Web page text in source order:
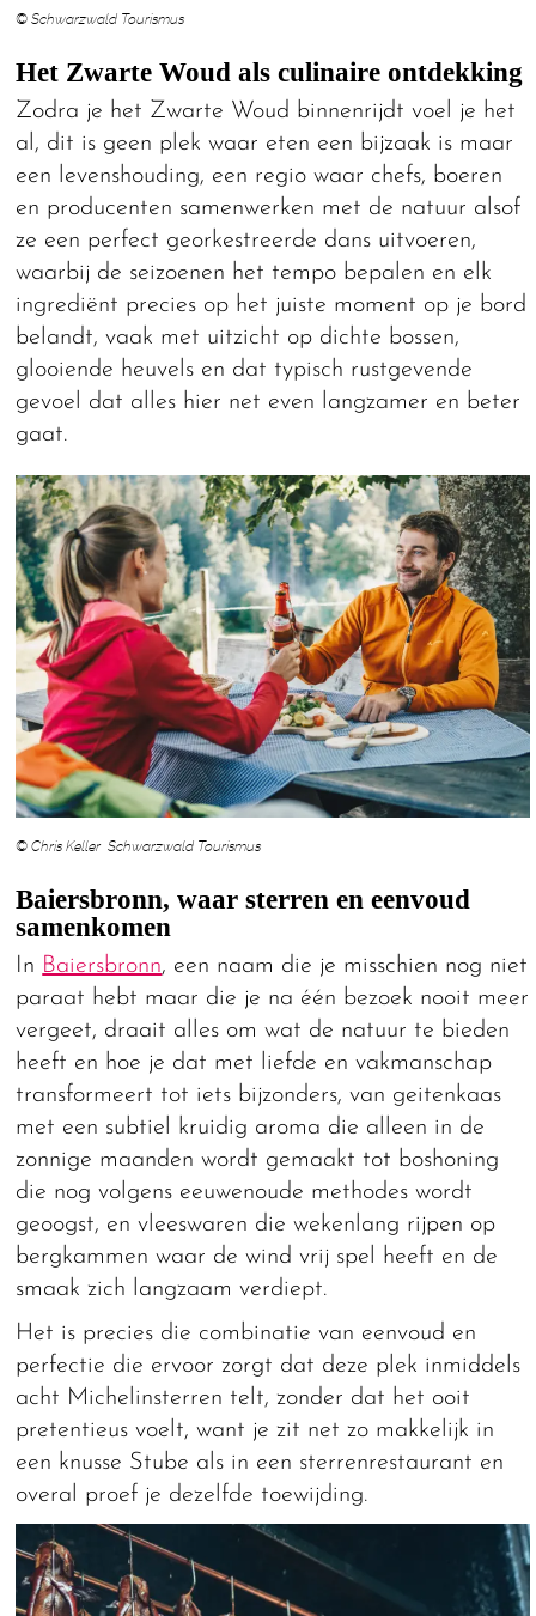
© Schwarzwald Tourismus
Het Zwarte Woud als culinaire ontdekking
Zodra je het Zwarte Woud binnenrijdt voel je het
al, dit is geen plek waar eten een bijzaak is maar
een levenshouding, een regio waar chefs, boeren
en producenten samenwerken met de natuur alsof
ze een perfect georkestreerde dans uitvoeren,
waarbij de seizoenen het tempo bepalen en elk
ingrediënt precies op het juiste moment op je bord
belandt, vaak met uitzicht op dichte bossen,
glooiende heuvels en dat typisch rustgevende
gevoel dat alles hier net even langzamer en beter
gaat.
© Chris Keller Schwarzwald Tourismus
Baiersbronn, waar sterren en eenvoud
samenkomen
In Baiersbronn, een naam die je misschien nog niet
paraat hebt maar die je na één bezoek nooit meer
vergeet, draait alles om wat de natuur te bieden
heeft en hoe je dat met liefde en vakmanschap
transformeert tot iets bijzonders, van geitenkaas
met een subtiel kruidig aroma die alleen in de
zonnige maanden wordt gemaakt tot boshoning
die nog volgens eeuwenoude methodes wordt
geoogst, en vleeswaren die wekenlang rijpen op
bergkammen waar de wind vrij spel heeft en de
smaak zich langzaam verdiept.
Het is precies die combinatie van eenvoud en
perfectie die ervoor zorgt dat deze plek inmiddels
acht Michelinsterren telt, zonder dat het ooit
pretentieus voelt, want je zit net zo makkelijk in
een knusse Stube als in een sterrenrestaurant en
overal proef je dezelfde toewijding.